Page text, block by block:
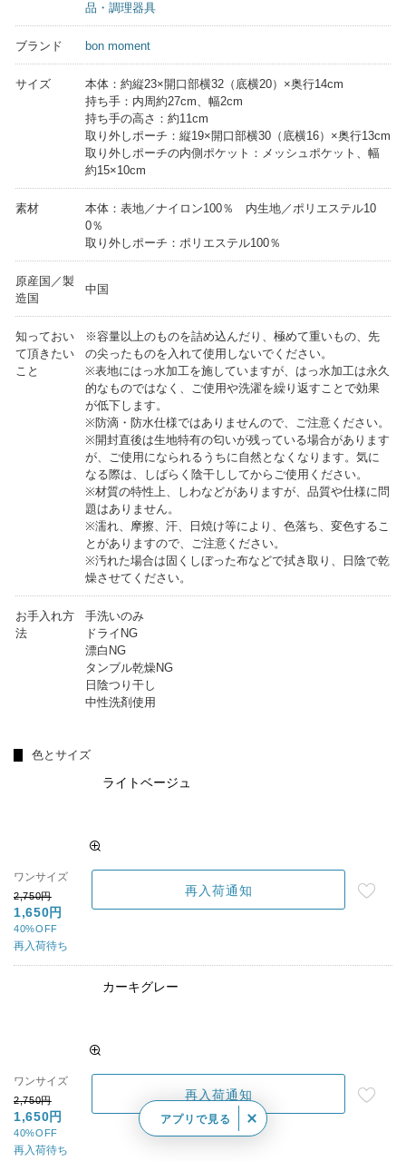
品・調理器具
ブランド bon moment
サイズ
本体：約縦23×開口部横32（底横20）×奥行14cm
持ち手：内周約27cm、幅2cm
持ち手の高さ：約11cm
取り外しポーチ：縦19×開口部横30（底横16）×奥行13cm
取り外しポーチの内側ポケット：メッシュポケット、幅
約15×10cm
素材
本体：表地／ナイロン100％ 内生地／ポリエステル10
0％
取り外しポーチ：ポリエステル100％
原産国／製
造国
中国
知っておい
て頂きたい
こと
※容量以上のものを詰め込んだり、極めて重いもの、先
の尖ったものを入れて使用しないでください。
※表地にはっ水加工を施していますが、はっ水加工は永久
的なものではなく、ご使用や洗濯を繰り返すことで効果
が低下します。
※防滴・防水仕様ではありませんので、ご注意ください。
※開封直後は生地特有の匂いが残っている場合があります
が、ご使用になられるうちに自然となくなります。気に
なる際は、しばらく陰干ししてからご使用ください。
※材質の特性上、しわなどがありますが、品質や仕様に問
題はありません。
※濡れ、摩擦、汗、日焼け等により、色落ち、変色するこ
とがありますので、ご注意ください。
※汚れた場合は固くしぼった布などで拭き取り、日陰で乾
燥させてください。
お手入れ方
法
手洗いのみ
ドライNG
漂白NG
タンブル乾燥NG
日陰つり干し
中性洗剤使用
色とサイズ
ライトベージュ
ワンサイズ
2,750円
1,650円
40%OFF
再入荷待ち
再入荷通知
カーキグレー
ワンサイズ
2,750円
1,650円
40%OFF
再入荷待ち
再入荷通知
アプリで見る